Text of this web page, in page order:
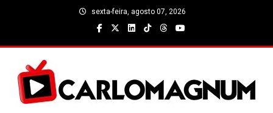
sexta-feira, agosto 07, 2026